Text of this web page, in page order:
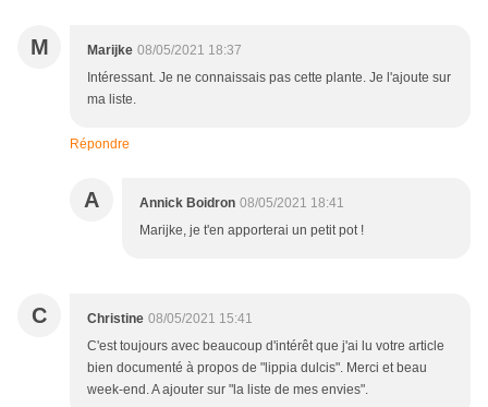
M Marijke 08/05/2021 18:37
Intéressant. Je ne connaissais pas cette plante. Je l'ajoute sur
ma liste.
Répondre
A Annick Boidron 08/05/2021 18:41
Marijke, je t'en apporterai un petit pot !
C Christine 08/05/2021 15:41
C'est toujours avec beaucoup d'intérêt que j'ai lu votre article
bien documenté à propos de "lippia dulcis". Merci et beau
week-end. A ajouter sur "la liste de mes envies".